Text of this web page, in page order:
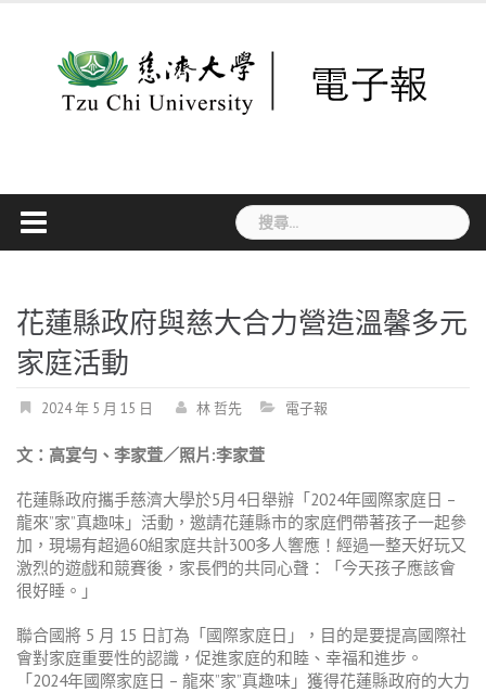
搜
尋
字:
花蓮縣政府與慈大合力營造溫馨多元
家庭活動
2024 年 5 月 15 日 林 哲先 電子報
文：高宴勻、李家萓／照片:李家萓
花蓮縣政府攜手慈濟大學於5月4日舉辦「2024年國際家庭日 –
龍來”家”真趣味」活動，邀請花蓮縣市的家庭們帶著孩子一起參
加，現場有超過60組家庭共計300多人響應！經過一整天好玩又
激烈的遊戲和競賽後，家長們的共同心聲：「今天孩子應該會
很好睡。」
聯合國將 5 月 15 日訂為「國際家庭日」，目的是要提高國際社
會對家庭重要性的認識，促進家庭的和睦、幸福和進步。
「2024年國際家庭日 – 龍來”家”真趣味」獲得花蓮縣政府的大力